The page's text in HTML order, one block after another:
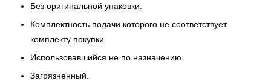
Без оригинальной упаковки.
Комплектность подачи которого не соответствует
комплекту покупки.
Использовавшийся не по назначению.
Загрязненный.